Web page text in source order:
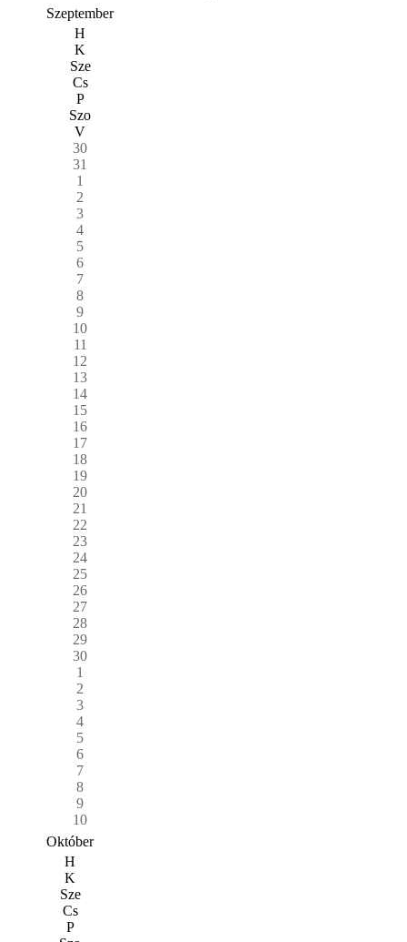
Szeptember
H
K
Sze
Cs
P
Szo
V
30
31
1
2
3
4
5
6
7
8
9
10
11
12
13
14
15
16
17
18
19
20
21
22
23
24
25
26
27
28
29
30
1
2
3
4
5
6
7
8
9
10
Október
H
K
Sze
Cs
P